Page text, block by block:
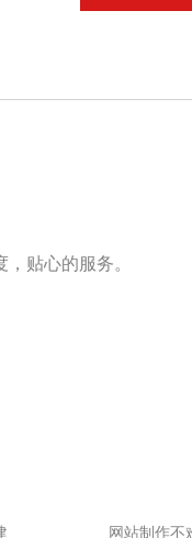
贴心的服务。
网站制作不